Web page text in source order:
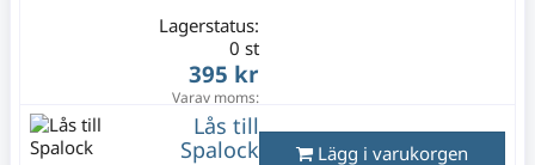
Lagerstatus:
0 st
395 kr
Varav moms:
79 kr
Lås till
Spalock
Lägg i varukorgen